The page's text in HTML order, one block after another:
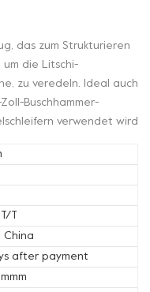
das zum Strukturieren
die Litschi-
zu veredeln. Ideal auch
Buschhammer-
verwendet wird
T
China
after payment